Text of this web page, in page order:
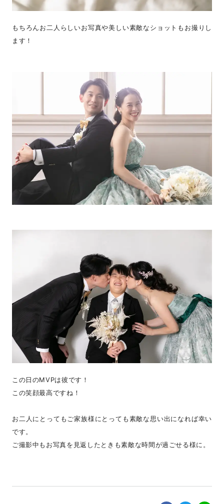
もちろんお二人らしいお写真や美しい素敵なショットもお撮りし
ます！
この日のMVPは彼です！
この笑顔最高ですね！
お二人にとってもご家族様にとっても素敵な思い出になれば幸い
です。
ご撮影中もお写真を見返したときも素敵な時間が過ごせる様に。